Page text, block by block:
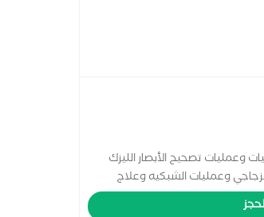
وعمليات تصحيح الأبصار الليزك
وعمليات الشبكيه وعلاج